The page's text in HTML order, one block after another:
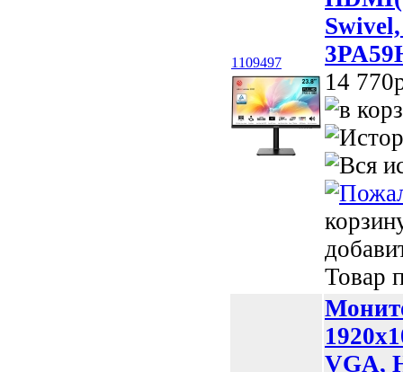
1109497
14
Товар
VGA,